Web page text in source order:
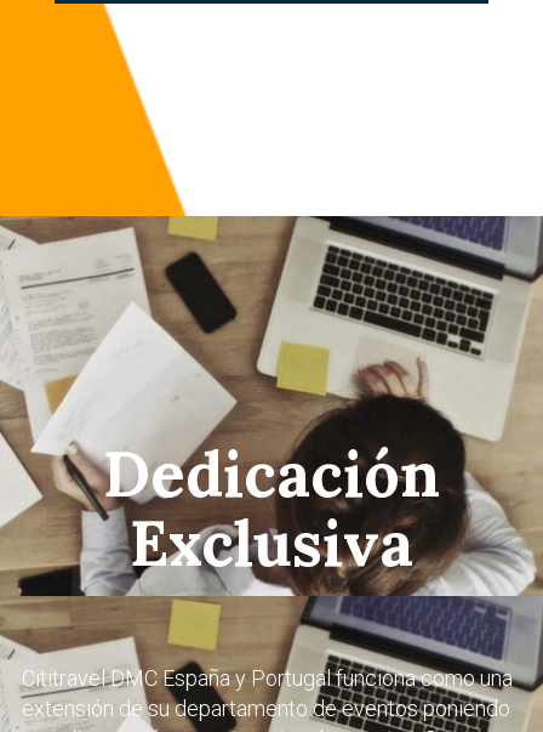
Dedicación
Exclusiva
Cititravel DMC España y Portugal funciona como una
extensión de su departamento de eventos poniendo